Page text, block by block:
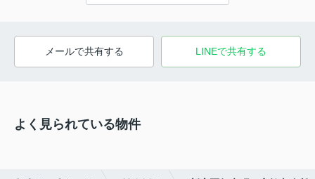
メールで共有する LINEで共有する
よく見られている物件